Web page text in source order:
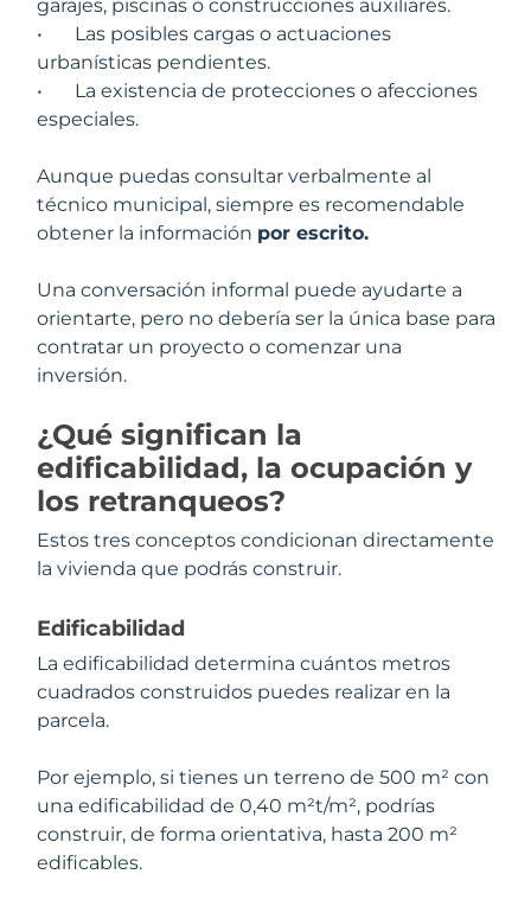
garajes, piscinas o construcciones auxiliares.
•
Las posibles cargas o actuaciones
urbanísticas pendientes.
•
La existencia de protecciones o afecciones
especiales.
Aunque puedas consultar verbalmente al
técnico municipal, siempre es recomendable
obtener la información por escrito.
Una conversación informal puede ayudarte a
orientarte, pero no debería ser la única base para
contratar un proyecto o comenzar una
inversión.
¿Qué significan la
edificabilidad, la ocupación y
los retranqueos?
Estos tres conceptos condicionan directamente
la vivienda que podrás construir.
Edificabilidad
La edificabilidad determina cuántos metros
cuadrados construidos puedes realizar en la
parcela.
Por ejemplo, si tienes un terreno de 500 m² con
una edificabilidad de 0,40 m²t/m², podrías
construir, de forma orientativa, hasta 200 m²
edificables.